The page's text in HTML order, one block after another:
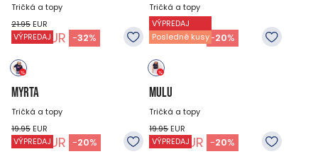
Tričká a topy
21.95 EUR
14.95EUR -32%
Tričká a topy
19.95EUR
15.95EUR -20%
VÝPREDAJ
MYRTA
Tričká a topy
19.95 EUR
15.95EUR -20%
VÝPREDAJ
Posledné kusy
MULU
Tričká a topy
19.95EUR
15.95EUR -20%
VÝPREDAJ VÝPREDAJ